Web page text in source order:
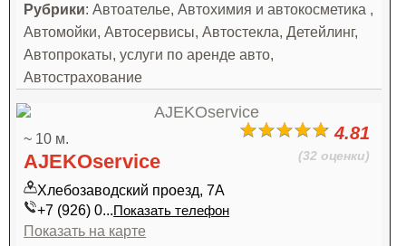
Рубрики: Автоателье, Автохимия и автокосметика ,
Автомойки, Автосервисы, Автостекла, Детейлинг,
Автопрокаты, услуги по аренде авто,
Автострахование
4.81
(32 оценки)
~ 10 м.
AJEKOservice
Хлебозаводский проезд, 7А
+7 (926) 0...Показать телефон
Показать на карте